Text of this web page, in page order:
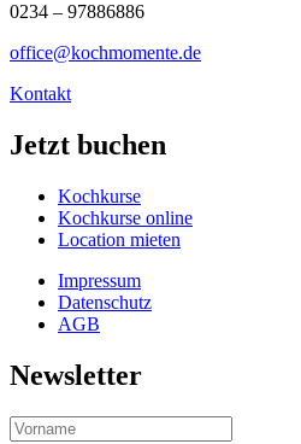
0234 – 97886886
office@kochmomente.de
Kontakt
Jetzt buchen
Kochkurse
Kochkurse online
Location mieten
Impressum
Datenschutz
AGB
Newsletter